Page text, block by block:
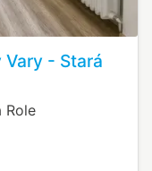
Vary - Stará
Role